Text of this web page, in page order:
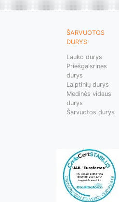
ŠARVUOTOS
DURYS
Lauko durys
Priešgaisrinės
durys
Laiptinių durys
Medinės vidaus
durys
Šarvuotos durys